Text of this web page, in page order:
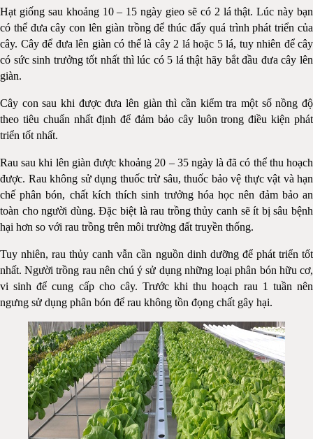
Hạt giống sau khoảng 10 – 15 ngày gieo sẽ có 2 lá thật. Lúc này bạn
có thể đưa cây con lên giàn trồng để thúc đẩy quá trình phát triển của
cây. Cây để đưa lên giàn có thể là cây 2 lá hoặc 5 lá, tuy nhiên để cây
có sức sinh trưởng tốt nhất thì lúc có 5 lá thật hãy bắt đầu đưa cây lên
giàn.
Cây con sau khi được đưa lên giàn thì cần kiểm tra một số nồng độ
theo tiêu chuẩn nhất định để đảm bảo cây luôn trong điều kiện phát
triển tốt nhất.
Rau sau khi lên giàn được khoảng 20 – 35 ngày là đã có thể thu hoạch
được. Rau không sử dụng thuốc trừ sâu, thuốc bảo vệ thực vật và hạn
chế phân bón, chất kích thích sinh trưởng hóa học nên đảm bảo an
toàn cho người dùng. Đặc biệt là rau trồng thủy canh sẽ ít bị sâu bệnh
hại hơn so với rau trồng trên môi trường đất truyền thống.
Tuy nhiên, rau thủy canh vẫn cần nguồn dinh dưỡng để phát triển tốt
nhất. Người trồng rau nên chú ý sử dụng những loại phân bón hữu cơ,
vi sinh để cung cấp cho cây. Trước khi thu hoạch rau 1 tuần nên
ngưng sử dụng phân bón để rau không tồn đọng chất gây hại.